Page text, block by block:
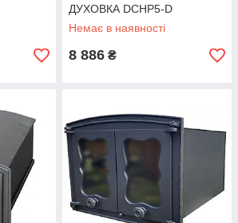
ДУХОВКА DCHP5-D
Немає в наявності
8 886 ₴